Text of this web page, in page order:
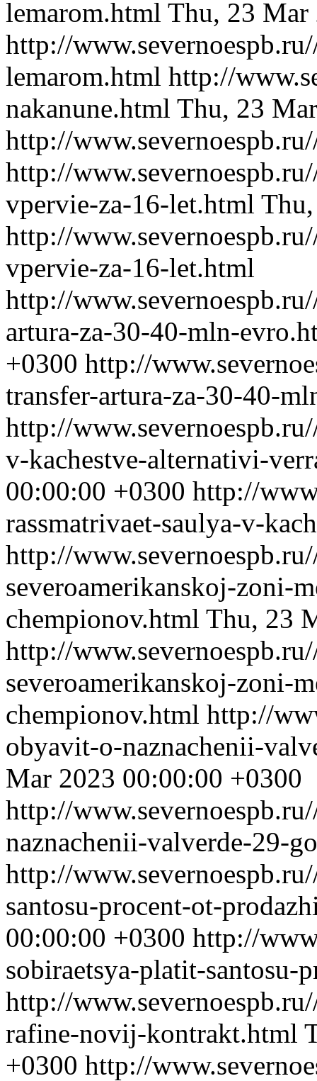
lemarom.html Thu, 23 Mar
http://
lemarom.html http://
nakanune.html Thu, 23
http://
http://
vpervie-za-16-let.html
http://
vpervie-za-16-let.html
http://
artura-za-30-40-mln-
+0300 http://
transfer-artura-za-30-40-
http://
v-kachestve-alternativi-
00:00:00 +0300 http://
rassmatrivaet-saulya-v-
http://
severoamerikanskoj-zoni-
chempionov.html Thu, 23
http://
severoamerikanskoj-zoni-
chempionov.html http://
obyavit-o-naznachenii-
Mar 2023 00:00:00 +0300
http://
naznachenii-valverde-29-
http://
santosu-procent-ot-
00:00:00 +0300 http://
sobiraetsya-platit-santosu-
http://
rafine-novij-kontrakt.html
+0300 http://